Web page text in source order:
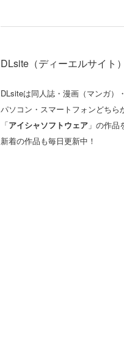
DLsite（ディーエルサイト
DLsiteは同人誌・漫画（マンガ）
パソコン・スマートフォンどちら
「アイシャソフトウェア 」の作品
新着の作品も毎日更新中！